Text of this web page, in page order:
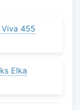
455
Elka